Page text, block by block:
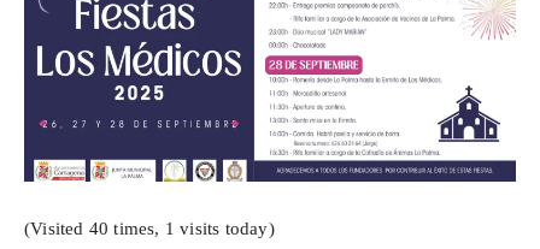
(Visited 40 times, 1 visits today)